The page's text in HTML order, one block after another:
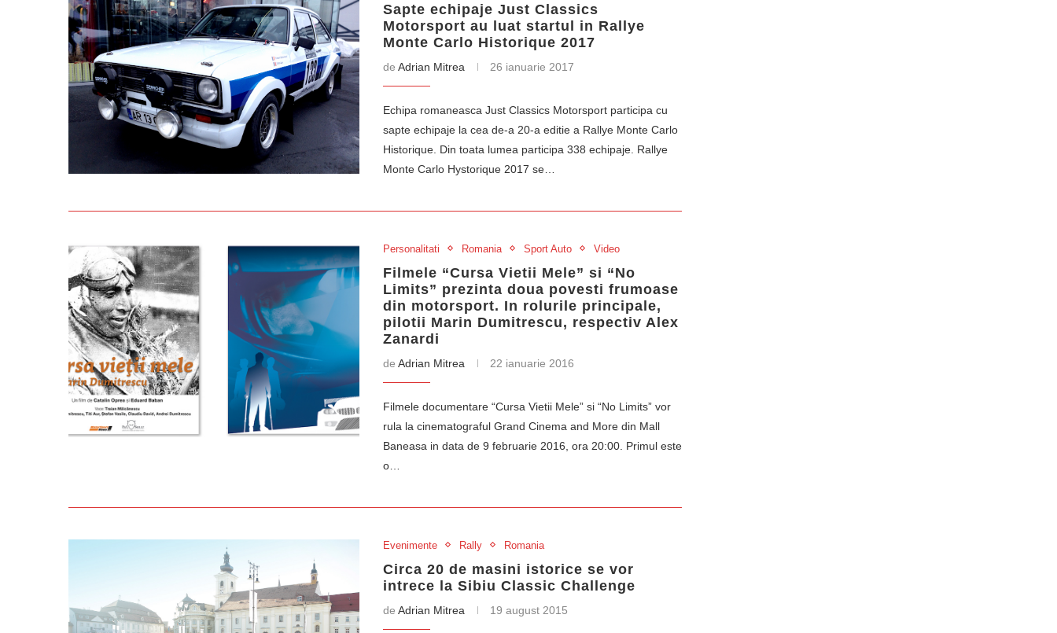
Sapte echipaje Just Classics
Motorsport au luat startul in Rallye
Monte Carlo Historique 2017
de Adrian Mitrea 26 ianuarie 2017
Echipa romaneasca Just Classics Motorsport participa cu
sapte echipaje la cea de-a 20-a editie a Rallye Monte Carlo
Historique. Din toata lumea participa 338 echipaje. Rallye
Monte Carlo Hystorique 2017 se…
Personalitati Romania Sport Auto Video
Filmele “Cursa Vietii Mele” si “No
Limits” prezinta doua povesti frumoase
din motorsport. In rolurile principale,
pilotii Marin Dumitrescu, respectiv Alex
Zanardi
de Adrian Mitrea 22 ianuarie 2016
Filmele documentare “Cursa Vietii Mele” si “No Limits” vor
rula la cinematograful Grand Cinema and More din Mall
Baneasa in data de 9 februarie 2016, ora 20:00. Primul este
o…
Evenimente Rally Romania
Circa 20 de masini istorice se vor
intrece la Sibiu Classic Challenge
de Adrian Mitrea 19 august 2015